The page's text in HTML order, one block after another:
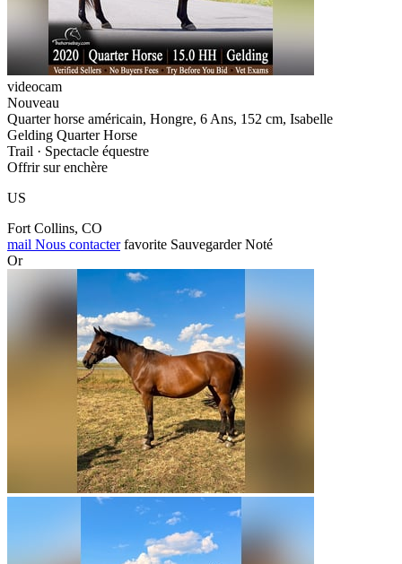
videocam
Nouveau
Quarter horse américain, Hongre, 6 Ans, 152 cm, Isabelle
Gelding Quarter Horse
Trail · Spectacle équestre
Offrir sur enchère
US
Fort Collins, CO
mail Nous contacter favorite Sauvegarder Noté
Or